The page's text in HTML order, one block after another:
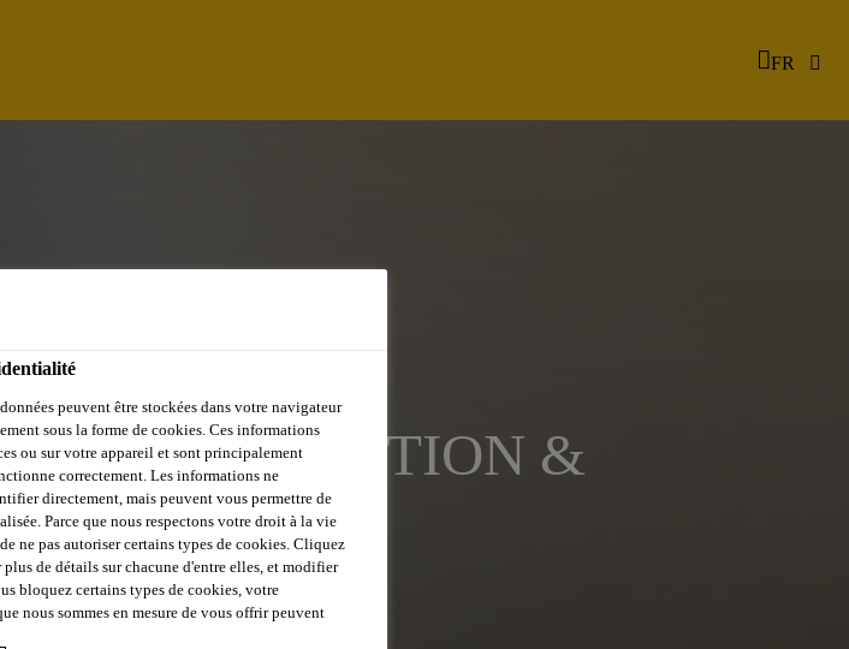
FR
CONSTRUCTION &
peuvent être stockées dans votre navigateur
sous la forme de cookies. Ces informations
ou sur votre appareil et sont principalement
correctement. Les informations ne
directement, mais peuvent vous permettre de
Parce que nous respectons votre droit à la vie
ne pas autoriser certains types de cookies. Cliquez
de détails sur chacune d'entre elles, et modifier
bloquez certains types de cookies, votre
nous sommes en mesure de vous offrir peuvent